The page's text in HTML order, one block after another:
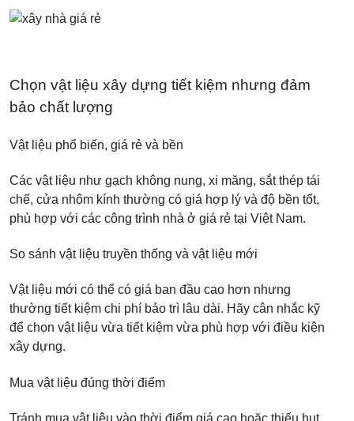
Chọn vật liệu xây dựng tiết kiệm nhưng đảm
bảo chất lượng
Vật liệu phổ biến, giá rẻ và bền
Các vật liệu như gạch không nung, xi măng, sắt thép tái
chế, cửa nhôm kính thường có giá hợp lý và độ bền tốt,
phù hợp với các công trình nhà ở giá rẻ tại Việt Nam.
So sánh vật liệu truyền thống và vật liệu mới
Vật liệu mới có thể có giá ban đầu cao hơn nhưng
thường tiết kiệm chi phí bảo trì lâu dài. Hãy cân nhắc kỹ
để chọn vật liệu vừa tiết kiệm vừa phù hợp với điều kiện
xây dựng.
Mua vật liệu đúng thời điểm
Tránh mua vật liệu vào thời điểm giá cao hoặc thiếu hụt